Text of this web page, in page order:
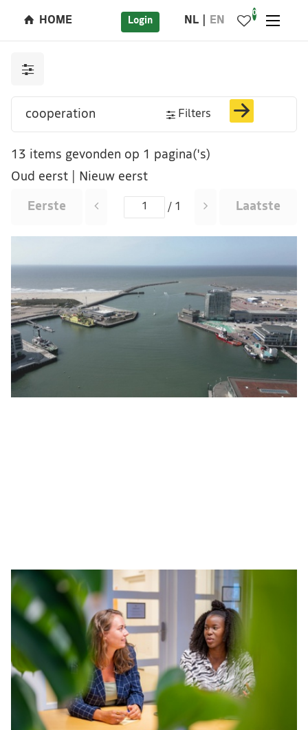
HOME Login NL EN
0
Filters
13 items gevonden op 1 pagina('s)
Oud eerst
Nieuw eerst
Eerste / 1 Laatste